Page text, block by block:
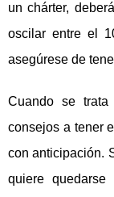
un chárter,
oscilar entre el
asegúrese de
Cuando se
consejos a tener
con anticipación.
quiere